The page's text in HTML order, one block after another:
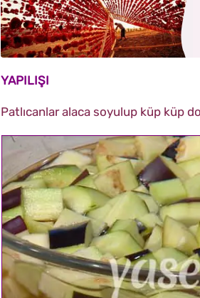
YAPILIŞI
Patlıcanlar alaca soyulup küp küp